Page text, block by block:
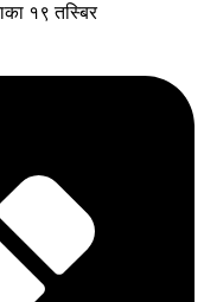
१९ तस्बिर